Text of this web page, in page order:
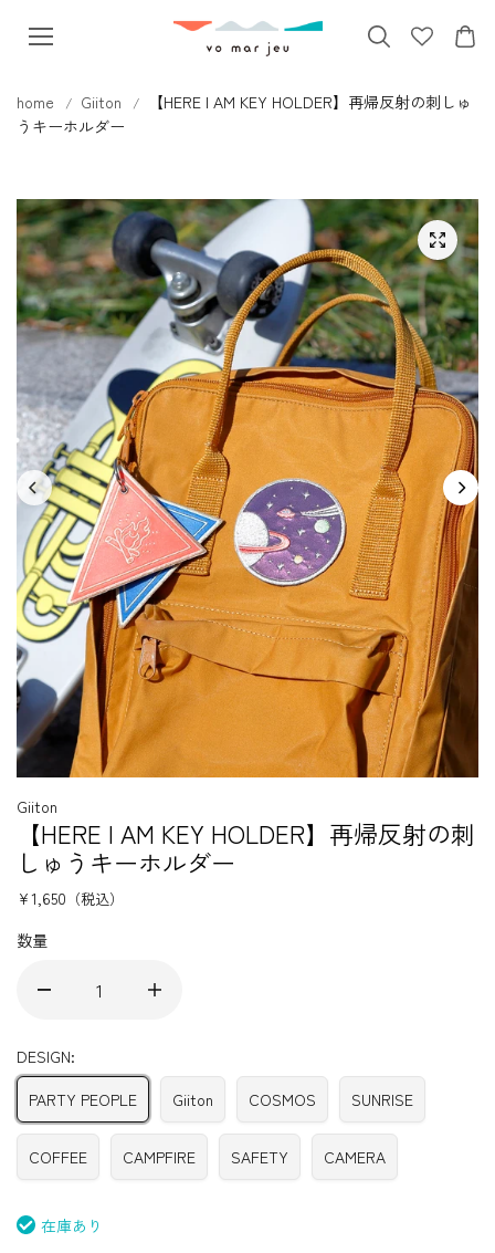
キップ
home Giiton
【HERE I AM KEY HOLDER】再帰反射の刺しゅ
うキーホルダー
Giiton
【HERE I AM KEY HOLDER】再帰反射の刺
しゅうキーホルダー
¥1,650 （税込）
数量
DESIGN:
PARTY PEOPLE
Giiton COSMOS SUNRISE
COFFEE CAMPFIRE SAFETY CAMERA
在庫あり